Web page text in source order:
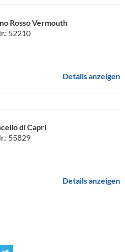
Rosso Vermouth
52210
Details anzeigen
di Capri
55829
Details anzeigen